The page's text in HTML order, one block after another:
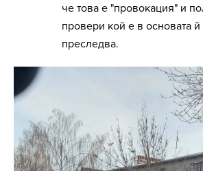
че това е "провокация" и
провери кой е в основата
преследва.